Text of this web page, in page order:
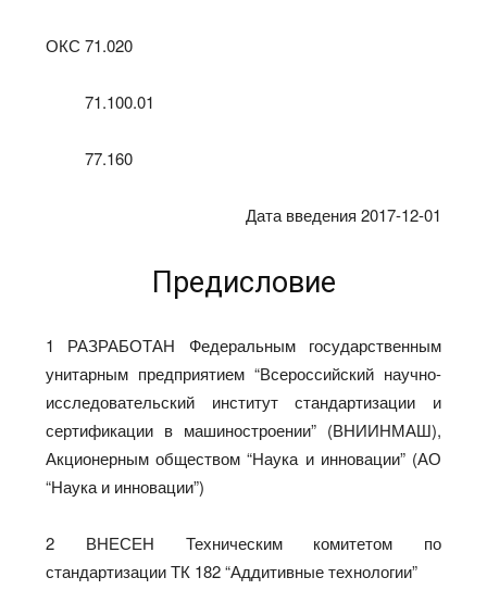
ОКС 71.020
71.100.01
77.160
Дата введения 2017-12-01
Предисловие
1 РАЗРАБОТАН Федеральным государственным
унитарным предприятием “Всероссийский научно-
исследовательский институт стандартизации и
сертификации в машиностроении” (ВНИИНМАШ),
Акционерным обществом “Наука и инновации” (АО
“Наука и инновации”)
2 ВНЕСЕН Техническим комитетом по
стандартизации ТК 182 “Аддитивные технологии”